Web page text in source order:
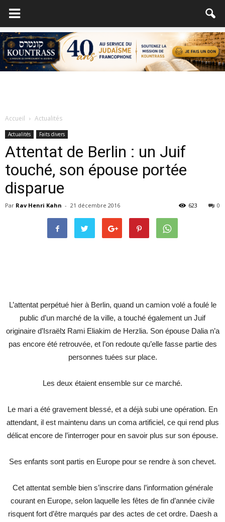
Accueil Actualités
Actualités Faits divers
Attentat de Berlin : un Juif
touché, son épouse portée
disparue
Par Rav Henri Kahn - 21 décembre 2016 0
623
L’attentat perpétué hier à Berlin, quand un camion volé a foulé le
public d’un marché de la ville, a touché également un Juif
originaire d’Israëlצ Rami Eliakim de Herzlia. Son épouse Dalia n’a
pas encore été retrouvée, et l’on redoute qu’elle fasse partie des
personnes tuées sur place.
Les deux étaient ensemble sur ce marché.
Le mari a été gravement blessé, et a déjà subi une opération. En
attendant, il est maintenu dans un coma artificiel, ce qui rend plus
délicat encore de l’interroger pour en savoir plus sur son épouse.
Ses enfants sont partis en Europe pour se rendre à son chevet.
Cet attentat semble bien s’inscrire dans l’information générale
courant en Europe, selon laquelle les fêtes de fin d’année civile
risquent fort d’être marqués par des actes de cet ordre. Daesh a